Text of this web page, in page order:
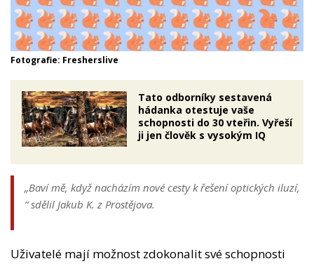
Fotografie: Fresherslive
Tato odborníky sestavená
hádanka otestuje vaše
schopnosti do 30 vteřin. Vyřeší
ji jen člověk s vysokým IQ
„Baví mě, když nacházím nové cesty k řešení optických iluzí,
“sdělil Jakub K. z Prostějova.
Uživatelé mají možnost zdokonalit své schopnosti